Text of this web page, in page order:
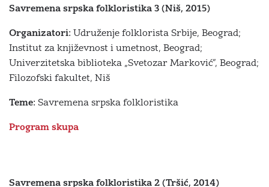
Savremena srpska folkloristika 3 (Niš, 2015)
Organizatori: Udruženje folklorista Srbije, Beograd;
Institut za književnost i umetnost, Beograd;
Univerzitetska biblioteka „Svetozar Marković”, Beograd;
Filozofski fakultet, Niš
Teme: Savremena srpska folkloristika
Program skupa
Savremena srpska folkloristika 2 (Tršić, 2014)